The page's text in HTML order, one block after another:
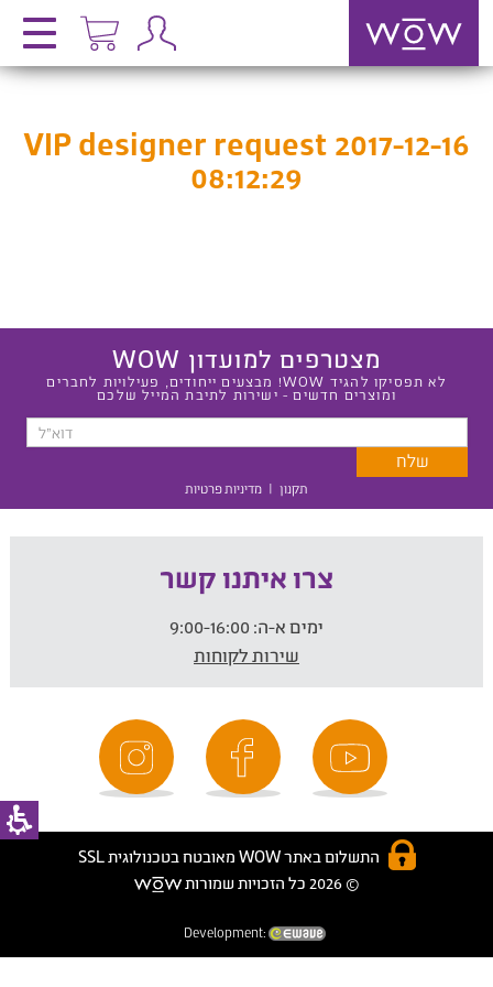
VIP designer request 2017-12-16
08:12:29
מצטרפים למועדון WOW
לא תפסיקו להגיד WOW! מבצעים ייחודים, פעילויות לחברים
ומוצרים חדשים - ישירות לתיבת המייל שלכם
תקנון | מדיניות פרטיות
צרו איתנו קשר
ימים א-ה:
שירות לקוחות
התשלום באתר WOW מאובטח בטכנולוגית SSL
© 2026 כל הזכויות שמורות
Development: